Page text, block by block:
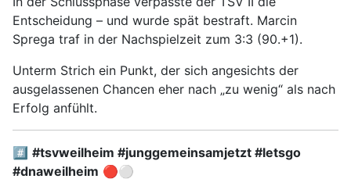
Entscheidung – und wurde spät bestraft. Marcin
Sprega traf in der Nachspielzeit zum 3:3 (90.+1).
Unterm Strich ein Punkt, der sich angesichts der
ausgelassenen Chancen eher nach „zu wenig“ als nach
Erfolg anfühlt.
#️⃣ #tsvweilheim #junggemeinsamjetzt #letsgo
#dnaweilheim 🔴⚪